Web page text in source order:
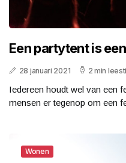
Een partytent is
28 januari 2021 2 min
Iedereen houdt wel van een
mensen er tegenop om een
Wonen